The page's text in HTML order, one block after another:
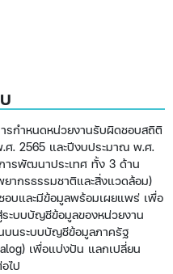
กำหนดหน่วยงานรับผิดชอบสถิติ
ศ. 2565 และปีงบประมาณ พ.ศ.
ารพัฒนาประเทศ ทั้ง 3 ด้าน
ากรธรรมชาติและสิ่งแวดล้อม)
อบและมีข้อมูลพร้อมเผยแพร่ เพื่อ
ระบบบัญชีข้อมูลของหน่วยงาน
นบนระบบบัญชีข้อมูลภาครัฐ
เพื่อแบ่งปัน แลกเปลี่ยน
ไป